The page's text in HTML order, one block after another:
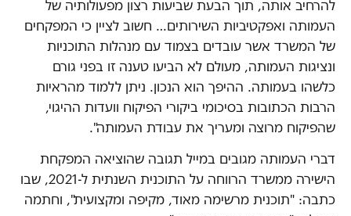
להרחיב אותה, תוך הבעת שביעות רצון מפעולותיה של
העמותה ואפקטיביות השירותים… חשוב לציין כי המפקחים
של המשרד אשר עובדים בצמוד עם מנהלות התוכניות
ונציגות העמותה, מעולם לא הביעו טענה זו בפני גורם
כלשהו בעמותה. ההיפך הוא הנכון. ניתן ללמוד מהראיות
הרבות הכתובות בסיכומי ביקורי הפיקוח וועדות ההיגוי,
שהפיקוח מרוצה ומעריך את עבודת העמותה".
דברי העמותה מגובים במייל תגובה שהוציאה המפקחת
הישירה ממשרד הרווחה על התוכנית השנתית ל-2021, שבו
כתבה: "תוכנית מרשימה מאוד, מקיפה ומקצועית", וחתמה